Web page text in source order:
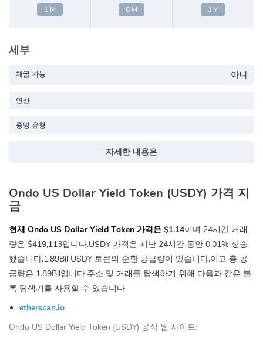
1 M 6 M 1 Y
세부
채굴 가능 아니
연산
증명 유형
자세한 내용은
Ondo US Dollar Yield Token (USDY) 가격 지
금
현재 Ondo US Dollar Yield Token 가격은 $1.14이며 24시간 거래
량은 $419,113입니다.USDY 가격은 지난 24시간 동안 0.01% 상승
했습니다.1.89Bil USDY 토큰의 순환 공급량이 있습니다.이고 총 공
급량은 1.89Bil입니다.주소 및 거래를 탐색하기 위해 다음과 같은 블
록 탐색기를 사용할 수 있습니다.
etherscan.io
Ondo US Dollar Yield Token (USDY) 공식 웹 사이트: